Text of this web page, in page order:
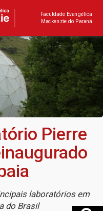
Faculdade Evangélica
Mackenzie do Paraná
Pierre
laboratórios em
do Brasil